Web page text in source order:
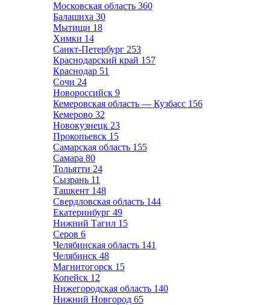
Московская область 360
Балашиха 30
Мытищи 18
Химки 14
Санкт-Петербург 253
Краснодарский край 157
Краснодар 51
Сочи 24
Новороссийск 9
Кемеровская область — Кузбасс 156
Кемерово 32
Новокузнецк 23
Прокопьевск 15
Самарская область 155
Самара 80
Тольятти 24
Сызрань 11
Ташкент 148
Свердловская область 144
Екатеринбург 49
Нижний Тагил 15
Серов 6
Челябинская область 141
Челябинск 48
Магнитогорск 15
Копейск 12
Нижегородская область 140
Нижний Новгород 65